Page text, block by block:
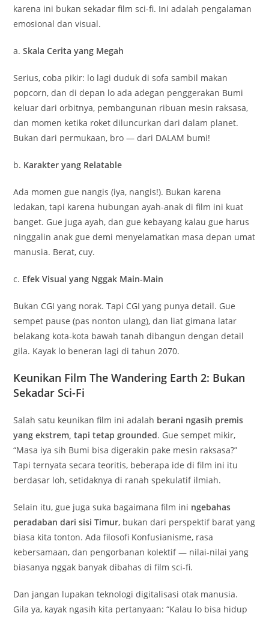
karena ini bukan sekadar film sci-fi. Ini adalah pengalaman
emosional dan visual.
a.Skala Cerita yang Megah
Serius, coba pikir: lo lagi duduk di sofa sambil makan
popcorn, dan di depan lo ada adegan penggerakan Bumi
keluar dari orbitnya, pembangunan ribuan mesin raksasa,
dan momen ketika roket diluncurkan dari dalam planet.
Bukan dari permukaan, bro — dari DALAM bumi!
b. Karakter yang Relatable
Ada momen gue nangis (iya, nangis!). Bukan karena
ledakan, tapi karena hubungan ayah-anak di film ini kuat
banget. Gue juga ayah, dan gue kebayang kalau gue harus
ninggalin anak gue demi menyelamatkan masa depan umat
manusia. Berat, cuy.
c. Efek Visual yang Nggak Main-Main
Bukan CGI yang norak. Tapi CGI yang punya detail. Gue
sempet pause (pas nonton ulang), dan liat gimana latar
belakang kota-kota bawah tanah dibangun dengan detail
gila. Kayak lo beneran lagi di tahun 2070.
Keunikan Film The Wandering Earth 2: Bukan
Sekadar Sci-Fi
Salah satu keunikan film ini adalah berani ngasih premis
yang ekstrem, tapi tetap grounded. Gue sempet mikir,
“Masa iya sih Bumi bisa digerakin pake mesin raksasa?”
Tapi ternyata secara teoritis, beberapa ide di film ini itu
berdasar loh, setidaknya di ranah spekulatif ilmiah.
Selain itu, gue juga suka bagaimana film ini ngebahas
peradaban dari sisi Timur, bukan dari perspektif barat yang
biasa kita tonton. Ada filosofi Konfusianisme, rasa
kebersamaan, dan pengorbanan kolektif — nilai-nilai yang
biasanya nggak banyak dibahas di film sci-fi.
Dan jangan lupakan teknologi digitalisasi otak manusia.
Gila ya, kayak ngasih kita pertanyaan: “Kalau lo bisa hidup